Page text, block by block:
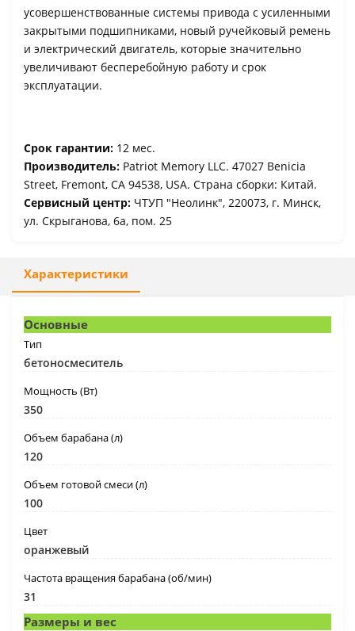
усовершенствованные системы привода с усиленными
закрытыми подшипниками, новый ручейковый ремень
и электрический двигатель, которые значительно
увеличивают бесперебойную работу и срок
эксплуатации.
Срок гарантии: 12 мес.
Производитель: Patriot Memory LLC. 47027 Benicia
Street, Fremont, CA 94538, USA. Страна сборки: Китай.
Сервисный центр: ЧТУП "Неолинк", 220073, г. Минск,
ул. Скрыганова, 6а, пом. 25
Характеристики
Основные
Тип
бетоносмеситель
Мощность (Вт)
350
Объем барабана (л)
120
Объем готовой смеси (л)
100
Цвет
оранжевый
Частота вращения барабана (об/мин)
31
Размеры и вес